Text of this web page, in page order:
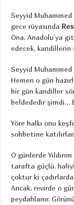
Seyyid
gece rüyasında
Ona, Anadolu’ya
edecek, kandillerin
Seyyid Muhammed
Hemen o gün
bir gün kandiller
beldededir şimdi…
Yöre halkı onu
sohbetine
O günlerde
tarafta güçlü,
çoktur ki
Ancak, revirde o
peydahlanır.